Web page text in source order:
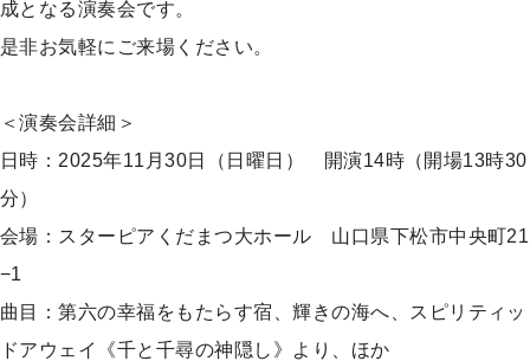
成となる演奏会です。
是非お気軽にご来場ください。
＜演奏会詳細＞
日時：2025年11月30日（日曜日） 開演14時（開場13時30
分）
会場：スターピアくだまつ大ホール 山口県下松市中央町21
−1
曲目：第六の幸福をもたらす宿、輝きの海へ、スピリティッ
ドアウェイ《千と千尋の神隠し》より、ほか